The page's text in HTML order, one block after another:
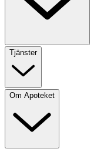
Tjänster
Om Apoteket